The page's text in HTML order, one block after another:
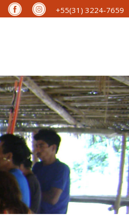
+55(31) 3224-7659